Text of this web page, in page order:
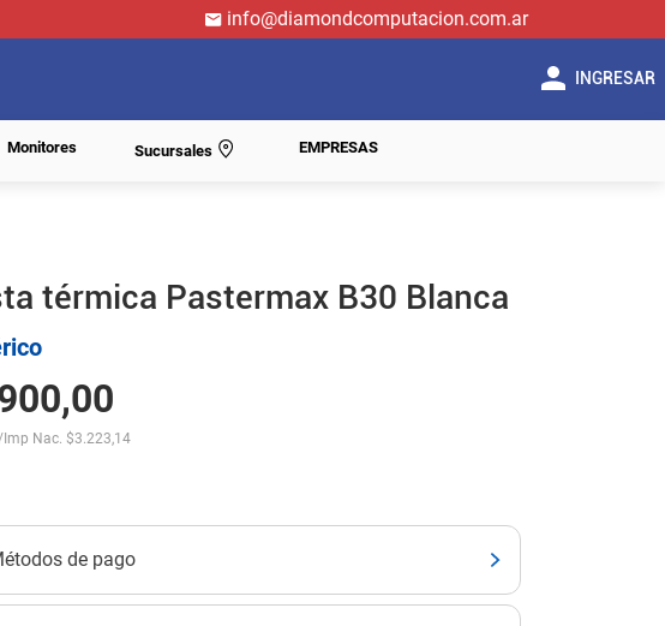
info@diamondcomputacion.com.ar
INGRESAR
Monitores Sucursales EMPRESAS
térmica Pastermax B30 Blanca
,00
Imp Nac. $3.223,14
de pago